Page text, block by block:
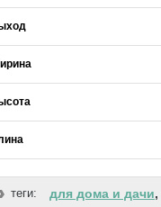
теги: для дома и дачи,